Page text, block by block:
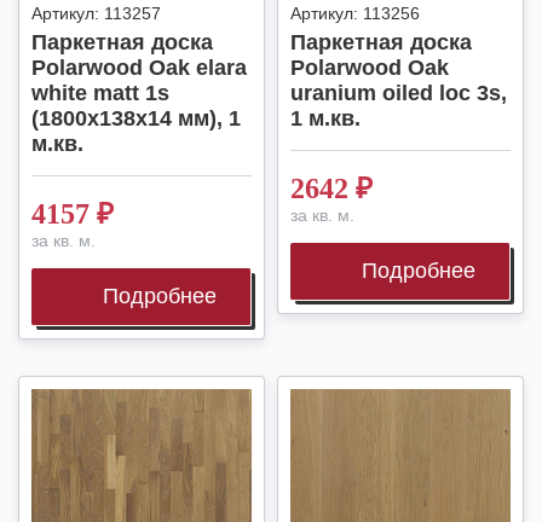
Артикул: 113257
Паркетная доска
Polarwood Oak elara
white matt 1s
(1800x138x14 мм), 1
м.кв.
4157 ₽
за кв. м.
Подробнее
Артикул: 113256
Паркетная доска
Polarwood Oak
uranium oiled loc 3s,
1 м.кв.
2642 ₽
за кв. м.
Подробнее